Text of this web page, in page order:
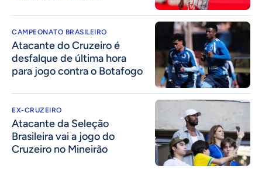
CAMPEONATO BRASILEIRO
Atacante do Cruzeiro é
desfalque de última hora
para jogo contra o Botafogo
EX-CRUZEIRO
Atacante da Seleção
Brasileira vai a jogo do
Cruzeiro no Mineirão